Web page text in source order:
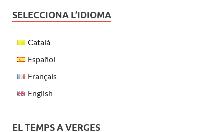
SELECCIONA L’IDIOMA
Català
Español
Français
English
EL TEMPS A VERGES